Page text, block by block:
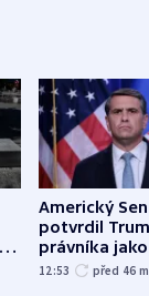
Americký
potvrdil
právníka jako
ministra
12:53 před 46 m